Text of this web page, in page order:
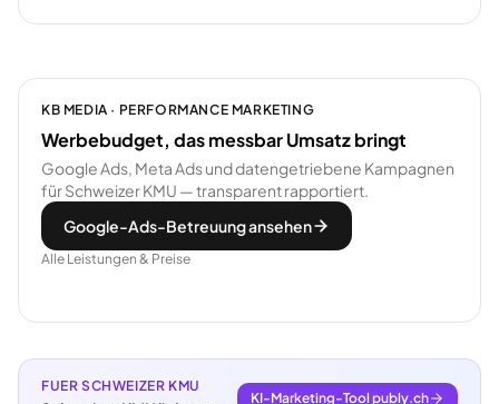
KB MEDIA · PERFORMANCE MARKETING
Werbebudget, das messbar Umsatz bringt
Google Ads, Meta Ads und datengetriebene Kampagnen
für Schweizer KMU — transparent rapportiert.
Google-Ads-Betreuung ansehen
Alle Leistungen & Preise
FUER SCHWEIZER KMU
KI-Marketing-Tool publy.ch